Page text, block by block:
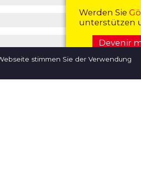
Werden Sie
unterstützen
Devenir
stimmen Sie der Verwendung